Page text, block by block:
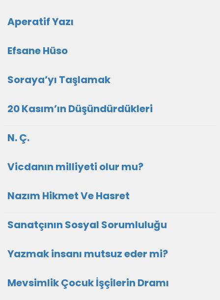
Aperatif Yazı
Efsane Hüso
Soraya’yı Taşlamak
20 Kasım’ın Düşündürdükleri
N. Ç.
Vicdanın milliyeti olur mu?
Nazım Hikmet Ve Hasret
Sanatçının Sosyal Sorumluluğu
Yazmak insanı mutsuz eder mi?
Mevsimlik Çocuk İşçilerin Dramı